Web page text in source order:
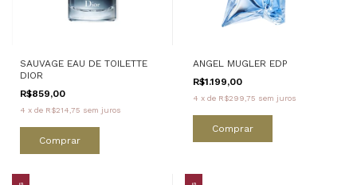
SAUVAGE EAU DE TOILETTE
DIOR
R$859,00
4 x de R$214,75 sem juros
Comprar
ANGEL MUGLER EDP
R$1.199,00
4 x de R$299,75 sem juros
Comprar